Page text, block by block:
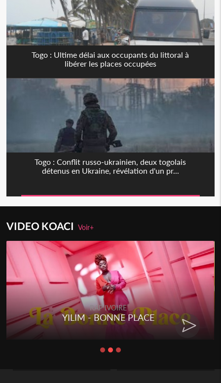
Togo : Ultime délai aux occupants du littoral à
libérer les places occupées
Togo : Conflit russo-ukrainien, deux togolais
détenus en Ukraine, révélation d'un pr...
VIDEO KOACIVoir+
RAP IVOIRE
YILIM - BONNE PLACE